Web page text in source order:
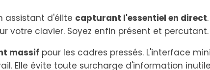
assistant d'élite capturant l'essentiel en direct
votre clavier. Soyez enfin présent et percutant.
massif pour les cadres pressés. L'interface
Elle évite toute surcharge d'information